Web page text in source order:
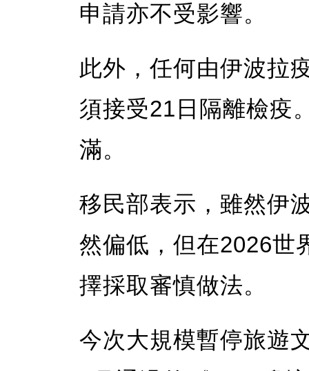
申請亦不受影響。
此外，任何由伊波拉
須接受21日隔離檢疫
滿。
移民部表示，雖然伊
然偏低，但在2026世
擇採取審慎做法。
今次大規模暫停旅遊